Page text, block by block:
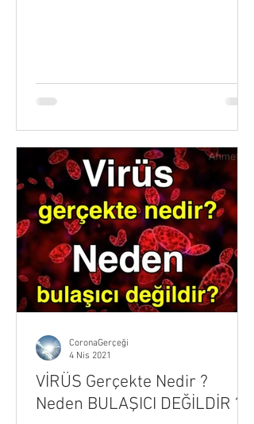
VİRÜS Gerçekte Nedir ?
Neden BULAŞICI DEĞİLDİR ?
CoronaGerçeği
4 Nis 2021